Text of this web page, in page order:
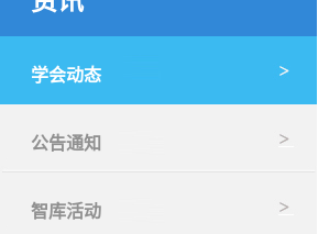
学会动态
公告通知
智库活动